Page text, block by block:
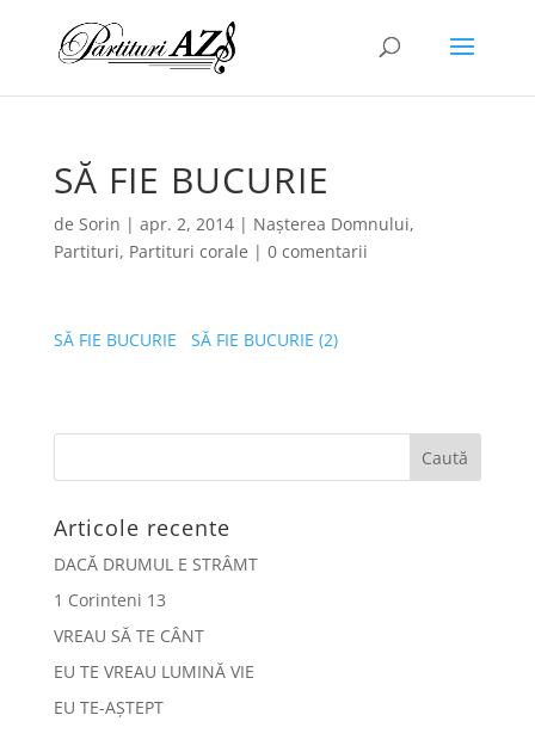
SĂ FIE BUCURIE
de Sorin | apr. 2, 2014| Nașterea Domnului,
Partituri, Partituri corale | 0 comentarii
SĂ FIE BUCURIE SĂ FIE BUCURIE (2)
Articole recente
DACĂ DRUMUL E STRÂMT
1 Corinteni 13
VREAU SĂ TE CÂNT
EU TE VREAU LUMINĂ VIE
EU TE-AȘTEPT